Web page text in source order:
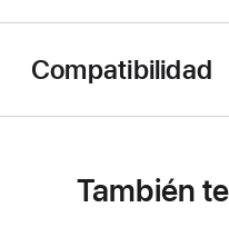
Compatibilidad
También